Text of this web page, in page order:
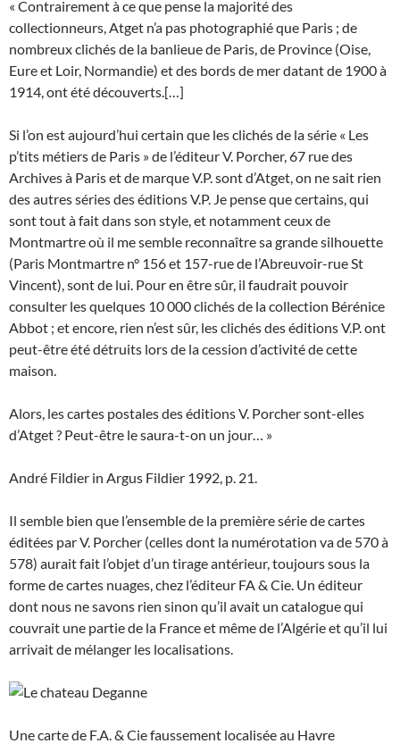
« Contrairement à ce que pense la majorité des
collectionneurs, Atget n’a pas photographié que Paris ; de
nombreux clichés de la banlieue de Paris, de Province (Oise,
Eure et Loir, Normandie) et des bords de mer datant de 1900 à
1914, ont été découverts.[…]
Si l’on est aujourd’hui certain que les clichés de la série « Les
p’tits métiers de Paris » de l’éditeur V. Porcher, 67 rue des
Archives à Paris et de marque V.P. sont d’Atget, on ne sait rien
des autres séries des éditions V.P. Je pense que certains, qui
sont tout à fait dans son style, et notamment ceux de
Montmartre où il me semble reconnaître sa grande silhouette
(Paris Montmartre n° 156 et 157-rue de l’Abreuvoir-rue St
Vincent), sont de lui. Pour en être sûr, il faudrait pouvoir
consulter les quelques 10 000 clichés de la collection Bérénice
Abbot ; et encore, rien n’est sûr, les clichés des éditions V.P. ont
peut-être été détruits lors de la cession d’activité de cette
maison.
Alors, les cartes postales des éditions V. Porcher sont-elles
d’Atget ? Peut-être le saura-t-on un jour… »
André Fildier in Argus Fildier 1992, p. 21.
Il semble bien que l’ensemble de la première série de cartes
éditées par V. Porcher (celles dont la numérotation va de 570 à
578) aurait fait l’objet d’un tirage antérieur, toujours sous la
forme de cartes nuages, chez l’éditeur FA & Cie. Un éditeur
dont nous ne savons rien sinon qu’il avait un catalogue qui
couvrait une partie de la France et même de l’Algérie et qu’il lui
arrivait de mélanger les localisations.
Une carte de F.A. & Cie faussement localisée au Havre